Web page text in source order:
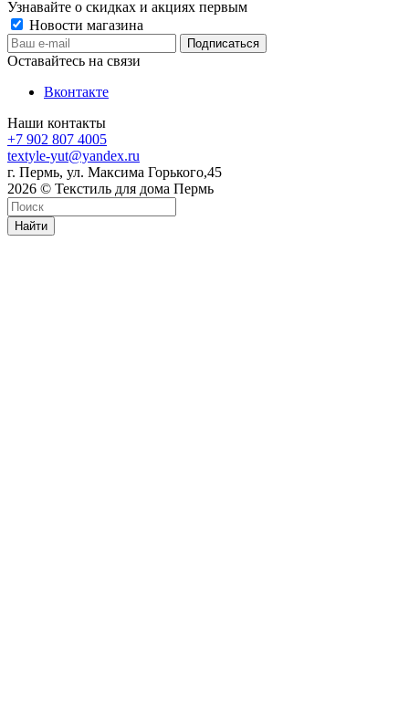
Узнавайте о скидках и акциях первым
Новости магазина
Оставайтесь на связи
Вконтакте
Наши контакты
+7 902 807 4005
textyle-yut@yandex.ru
г. Пермь, ул. Максима Горького,45
2026 © Текстиль для дома Пермь
Найти